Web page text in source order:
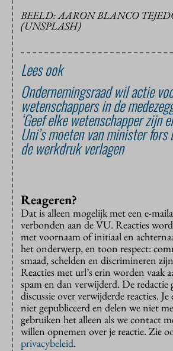
BEELD: AARON BLANCO
(UNSPLASH)
Lees ook
Ondernemingsraad wil actie
wetenschappers in de
‘Geef elke wetenschapper zijn
Uni’s moeten van minister fors
de werkdruk verlagen
Reageren?
Dat is alleen mogelijk met een e-
verbonden aan de VU. Reacties
met voornaam of initiaal en
het onderwerp, en toon respect:
smaad, schelden en discrimineren
Reacties met url’s erin worden vaak
spam en dan verwijderd. De redactie
discussie over verwijderde reacties.
niet gepubliceerd en delen we niet
gebruiken het alleen als we contact
willen opnemen over je reactie. Zie
privacybeleid.